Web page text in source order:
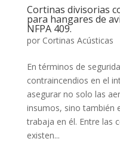
Cortinas divisorias
para hangares de
NFPA 409.
por Cortinas Acústicas
En términos de
contraincendios en el
asegurar no solo las
insumos, sino también
trabaja en él. Entre las
existen...